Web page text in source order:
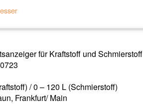
für Kraftstoff und Schmierstoff
/ 0 – 120 L (Schmierstoff)
Frankfurt/ Main